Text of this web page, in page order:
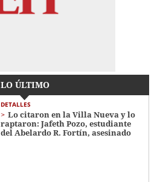
LO ÚLTIMO
DETALLES
Lo citaron en la Villa Nueva y lo
raptaron: Jafeth Pozo, estudiante
del Abelardo R. Fortín, asesinado